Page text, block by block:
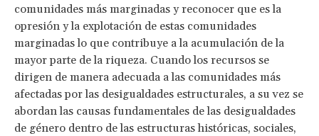
comunidades más marginadas y reconocer que es la
opresión y la explotación de estas comunidades
marginadas lo que contribuye a la acumulación de la
mayor parte de la riqueza. Cuando los recursos se
dirigen de manera adecuada a las comunidades más
afectadas por las desigualdades estructurales, a su vez se
abordan las causas fundamentales de las desigualdades
de género dentro de las estructuras históricas, sociales,